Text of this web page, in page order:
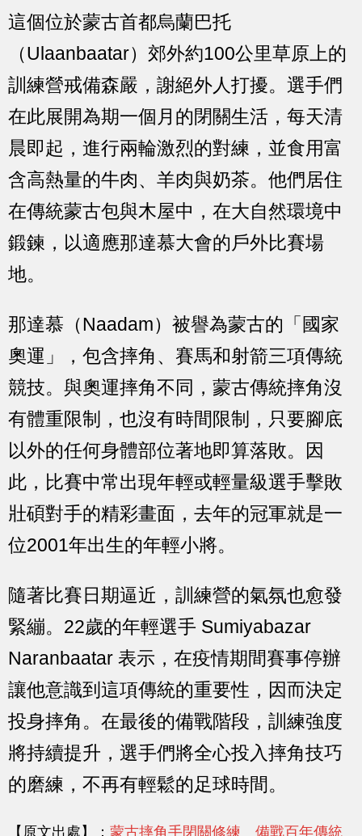
這個位於蒙古首都烏蘭巴托
（Ulaanbaatar）郊外約100公里草原上的
訓練營戒備森嚴，謝絕外人打擾。選手們
在此展開為期一個月的閉關生活，每天清
晨即起，進行兩輪激烈的對練，並食用富
含高熱量的牛肉、羊肉與奶茶。他們居住
在傳統蒙古包與木屋中，在大自然環境中
鍛鍊，以適應那達慕大會的戶外比賽場
地。
那達慕（Naadam）被譽為蒙古的「國家
奧運」，包含摔角、賽馬和射箭三項傳統
競技。與奧運摔角不同，蒙古傳統摔角沒
有體重限制，也沒有時間限制，只要腳底
以外的任何身體部位著地即算落敗。因
此，比賽中常出現年輕或輕量級選手擊敗
壯碩對手的精彩畫面，去年的冠軍就是一
位2001年出生的年輕小將。
隨著比賽日期逼近，訓練營的氣氛也愈發
緊繃。22歲的年輕選手 Sumiyabazar
Naranbaatar 表示，在疫情期間賽事停辦
讓他意識到這項傳統的重要性，因而決定
投身摔角。在最後的備戰階段，訓練強度
將持續提升，選手們將全心投入摔角技巧
的磨練，不再有輕鬆的足球時間。
【原文出處】： 蒙古摔角手閉關修練 備戰百年傳統